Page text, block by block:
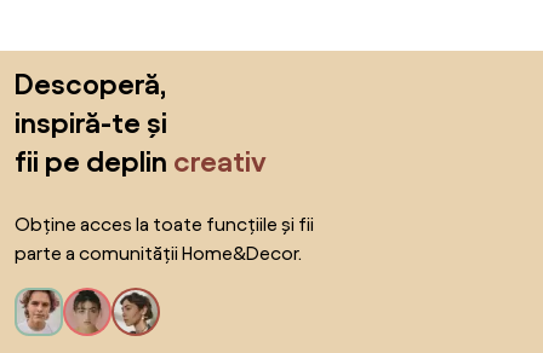
Descoperă,
inspiră-te și
fii pe deplin creativ
Obține acces la toate funcțiile și fii
parte a comunității Home&Decor.